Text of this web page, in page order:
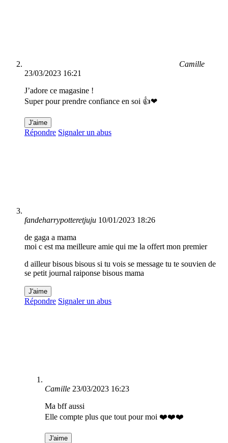
Camille
23/03/2023 16:21
J’adore ce magasine !
Super pour prendre confiance en soi 👍❤
J'aime
Répondre Signaler un abus
fandeharrypotteretjuju 10/01/2023 18:26
de gaga a mama
moi c est ma meilleure amie qui me la offert mon premier
d ailleur bisous bisous si tu vois se message tu te souvien de
se petit journal raiponse bisous mama
J'aime
Répondre Signaler un abus
Camille 23/03/2023 16:23
Ma bff aussi
Elle compte plus que tout pour moi ❤️❤️❤️
J'aime